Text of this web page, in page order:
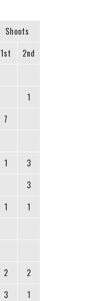
Shoots
1st
2nd
1
7
1
3
3
1
1
2
2
3
1